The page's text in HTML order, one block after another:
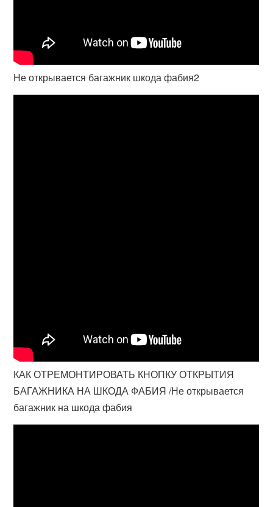
Не открывается багажник шкода фабия2
КАК ОТРЕМОНТИРОВАТЬ КНОПКУ ОТКРЫТИЯ
БАГАЖНИКА НА ШКОДА ФАБИЯ /Не открывается
багажник на шкода фабия